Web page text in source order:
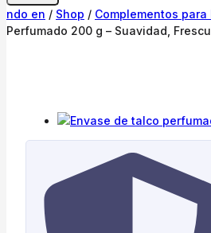
ndo en / Shop / Complementos
Perfumado 200 g – Suavidad,